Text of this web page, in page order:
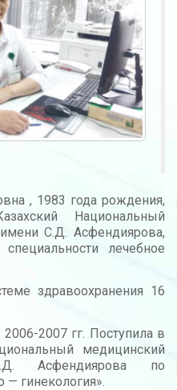
, 1983 года рождения,
Национальный
С.Д. Асфендиярова,
лечебное
здравоохранения 16
2007 гг. Поступила в
медицинский
Асфендиярова по
— гинекология».